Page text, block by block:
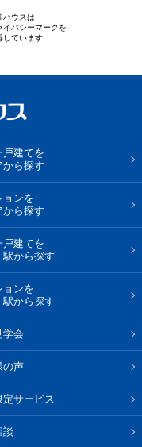
ハウスは
イバシーマークを
しています
戸建てを
から探す
ョンを
から探す
戸建てを
駅から探す
ョンを
駅から探す
学会
の声
定サービス
談